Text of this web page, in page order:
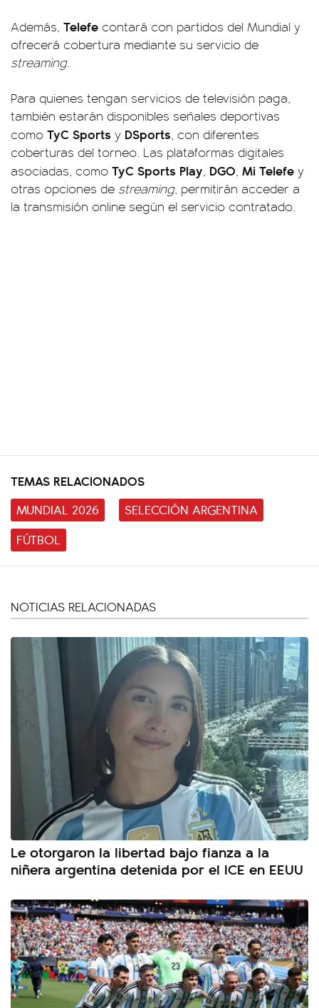
Además, Telefe contará con partidos del Mundial y
ofrecerá cobertura mediante su servicio de
streaming.
Para quienes tengan servicios de televisión paga,
también estarán disponibles señales deportivas
como TyC Sports y DSports, con diferentes
coberturas del torneo. Las plataformas digitales
asociadas, como TyC Sports Play, DGO, Mi Telefe y
otras opciones de streaming, permitirán acceder a
la transmisión online según el servicio contratado.
TEMAS RELACIONADOS
MUNDIAL 2026
SELECCIÓN ARGENTINA
FÚTBOL
NOTICIAS RELACIONADAS
Le otorgaron la libertad bajo fianza a la
niñera argentina detenida por el ICE en EEUU